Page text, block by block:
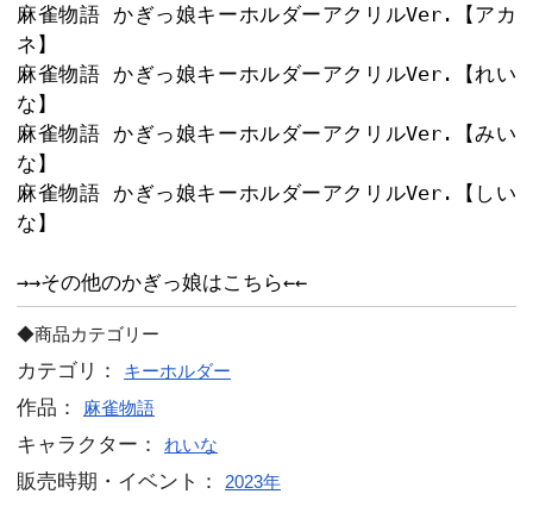
アクリルキーホルダー用に仕上げた
たに再登場です♪
■コンプリートセットはこちら↓
麻雀物語 かぎっ娘キーホルダーア
プリートセット】
麻雀物語 かぎっ娘キーホルダーア
んぴんガールズコンプリートセット】
麻雀物語 かぎっ娘キーホルダーア
さやか】